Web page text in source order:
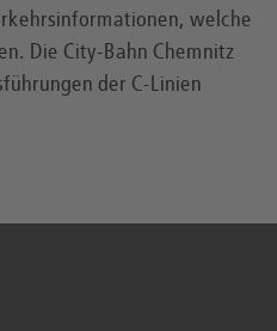
welche
Die City-Bahn Chemnitz
der C-Linien